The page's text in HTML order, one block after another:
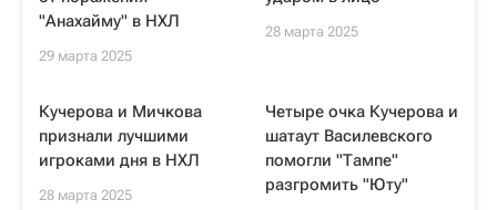
"Анахайму" в НХЛ
29 марта 2025
28 марта 2025
Кучерова и Мичкова
признали лучшими
игроками дня в НХЛ
28 марта 2025
Четыре очка Кучерова и
шатаут Василевского
помогли "Тампе"
разгромить "Юту"